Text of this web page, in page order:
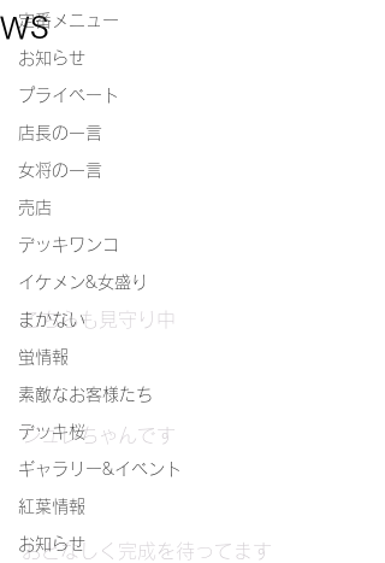
定番メニュー
お知らせ
プライベート
店長の一言
女将の一言
売店
デッキワンコ
イケメン&女盛り
まかない
蛍情報
素敵なお客様たち
デッキ桜
ギャラリー&イベント
紅葉情報
お知らせ
WS
こちらも見守り中
ジュレちゃんです
おとなしく完成を待ってます